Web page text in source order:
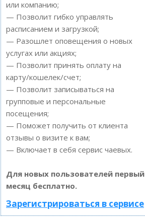
или компанию;
— Позволит гибко управлять
расписанием и загрузкой;
— Разошлет оповещения о новых
услугах или акциях;
— Позволит принять оплату на
карту/кошелек/счет;
— Позволит записываться на
групповые и персональные
посещения;
— Поможет получить от клиента
отзывы о визите к вам;
— Включает в себя сервис чаевых.
Для новых пользователей первый
месяц бесплатно.
Зарегистрироваться в сервисе